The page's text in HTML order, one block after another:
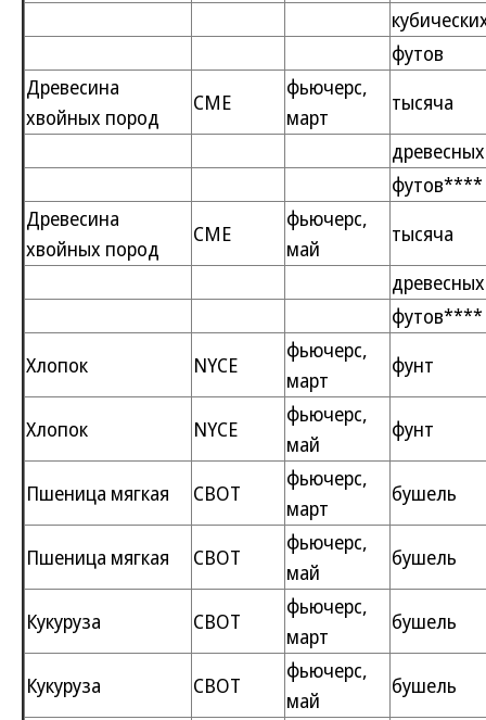
футов
Древесина
хвойных пород
CME
фьючерс,
март
тысяча
древесных
футов****
Древесина
хвойных пород
CME
фьючерс,
май
тысяча
древесных
футов****
Хлопок
NYCE
фьючерс,
март
фунт
Хлопок NYCE
фьючерс,
май
фунт
Пшеница мягкая CBOT
фьючерс,
март
бушель
Пшеница мягкая CBOT
фьючерс,
май
бушель
Кукуруза CBOT
фьючерс,
март
бушель
Кукуруза CBOT
фьючерс,
май
бушель